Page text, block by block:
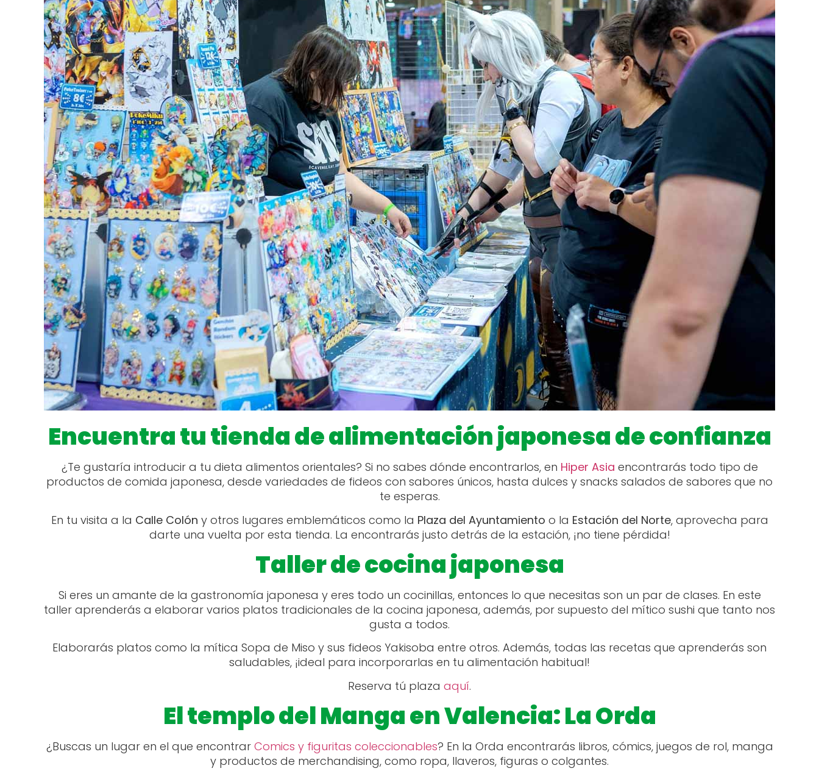
Encuentra tu tienda de alimentación japonesa de confianza
¿Te gustaría introducir a tu dieta alimentos orientales? Si no sabes dónde encontrarlos, en Hiper Asia encontrarás todo tipo de
productos de comida japonesa, desde variedades de fideos con sabores únicos, hasta dulces y snacks salados de sabores que no
te esperas.
En tu visita a la Calle Colón y otros lugares emblemáticos como la Plaza del Ayuntamiento o la Estación del Norte, aprovecha para
darte una vuelta por esta tienda. La encontrarás justo detrás de la estación, ¡no tiene pérdida!
Taller de cocina japonesa
Si eres un amante de la gastronomía japonesa y eres todo un cocinillas, entonces lo que necesitas son un par de clases. En este
taller aprenderás a elaborar varios platos tradicionales de la cocina japonesa, además, por supuesto del mítico sushi que tanto nos
gusta a todos.
Elaborarás platos como la mítica Sopa de Miso y sus fideos Yakisoba entre otros. Además, todas las recetas que aprenderás son
saludables, ¡ideal para incorporarlas en tu alimentación habitual!
Reserva tú plaza aquí.
El templo del Manga en Valencia: La Orda
¿Buscas un lugar en el que encontrar Comics y figuritas coleccionables? En la Orda encontrarás libros, cómics, juegos de rol, manga
y productos de merchandising, como ropa, llaveros, figuras o colgantes.